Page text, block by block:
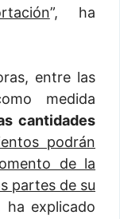
”, ha
entre las
medida
cantidades
podrán
de la
partes de su
ha explicado